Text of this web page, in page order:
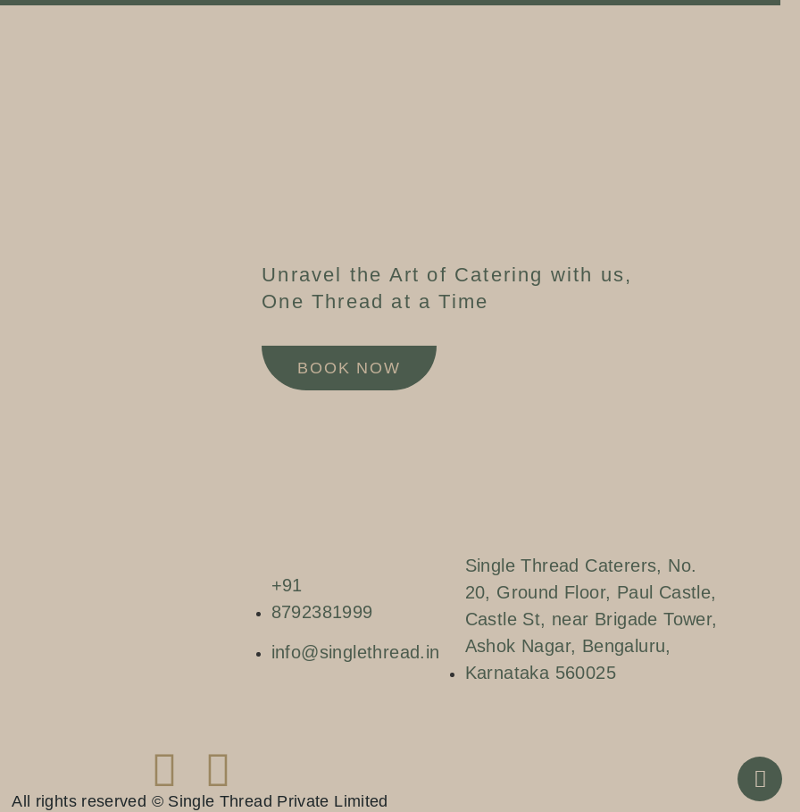
Unravel the Art of Catering with us,
One Thread at a Time
BOOK NOW
+91
8792381999
info@singlethread.in
Single Thread Caterers, No.
20, Ground Floor, Paul Castle,
Castle St, near Brigade Tower,
Ashok Nagar, Bengaluru,
Karnataka 560025
All rights reserved © Single Thread Private Limited